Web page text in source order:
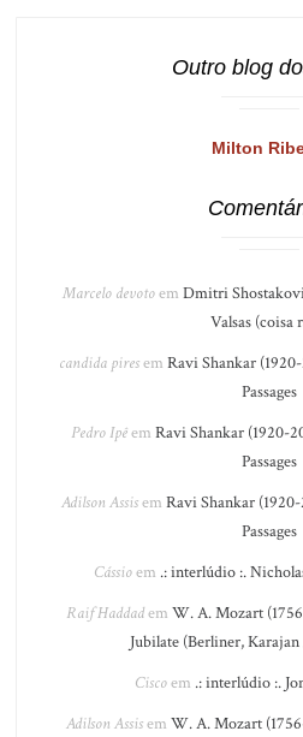
Outro blog
Milton
Marcelo devotoem Dmitri
Valsas (coisa
candida piresem Ravi Shankar
Passages
Pedro Ipêem Ravi Shankar (1920-
Passages
Adilson Assisem Ravi Shankar
Passages
Cássioem .: interlúdio :.
Raif Haddadem W. A. Mozart
Jubilate (Berliner,
Ciscoem .: interlúdio :.
Adilson Assisem W. A. Mozart